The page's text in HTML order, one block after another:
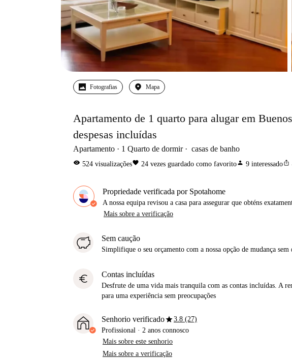
Fotografias Mapa
Apartamento de 1 quarto para alugar em
despesas incluídas
Apartamento 1 Quarto de dormir casas de banho
visibility 524 visualizaçõesfavorite 24 vezes guardado como favoritoperson 9 interessadoios_share
Propriedade verificada por Spotahome
A nossa equipa revisou a casa para assegurar que obténs
Mais sobre a verificação
Sem caução
Simplifique o seu orçamento com a nossa opção de mudança sem
euro Contas incluídas
Desfrute de uma vida mais tranquila com as contas incluídas. A
para uma experiência sem preocupações
Senhorio verificadostar3.8 (27)
Profissional · 2 anos connosco
Mais sobre este senhorio
Mais sobre a verificação